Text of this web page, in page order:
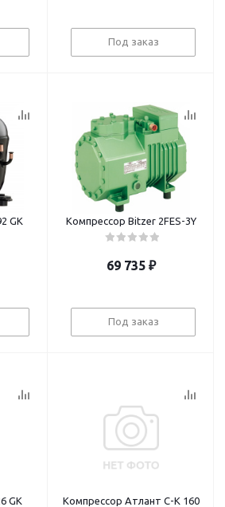
Под заказ
GK Компрессор Bitzer 2FES-3Y
69 735₽
Под заказ
GK
Компрессор Атлант С-К 160